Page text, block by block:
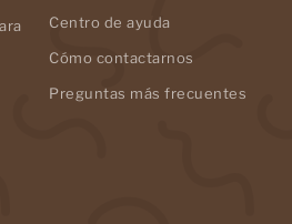
Centro de ayuda
Cómo contactarnos
Preguntas más frecuentes